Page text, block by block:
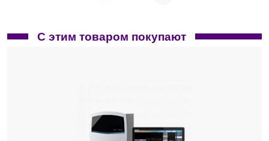
С этим товаром покупают